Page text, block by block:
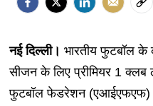
नई दिल्ली। भारतीय फुटबॉल
सीजन के लिए प्रीमियर 1
फुटबॉल फेडरेशन (एआईएफएफ)